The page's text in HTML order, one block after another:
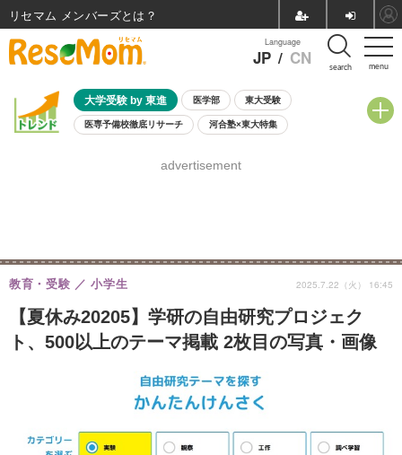
menu
Language
JP / CN search
大学受験 by 東進 医学部 東大受験
医専予備校徹底リサーチ 河合塾×東大特集
8月開催学校説明会・相談会
advertisement
【夏休み20205】学研の自由研究プロジェク
ト、500以上のテーマ掲載 2枚目の写真・画像
教育・受験 小学生 2025.7.22（火） 16:45
リセマム メンバーズ